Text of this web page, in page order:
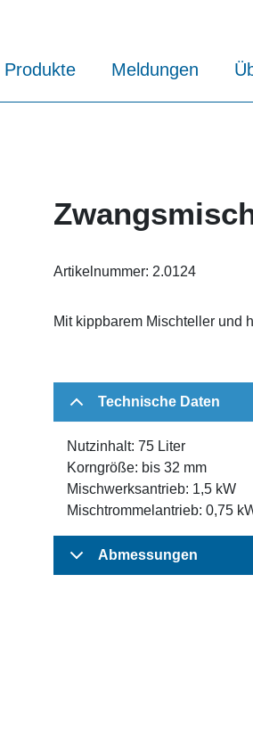
Produkte Meldungen
Artikelnummer: 2.0124
Mit kippbarem Mischteller und
Technische Daten
Nutzinhalt: 75 Liter
Korngröße: bis 32 mm
Mischwerksantrieb: 1,5 kW
Mischtrommelantrieb: 0,75
Abmessungen